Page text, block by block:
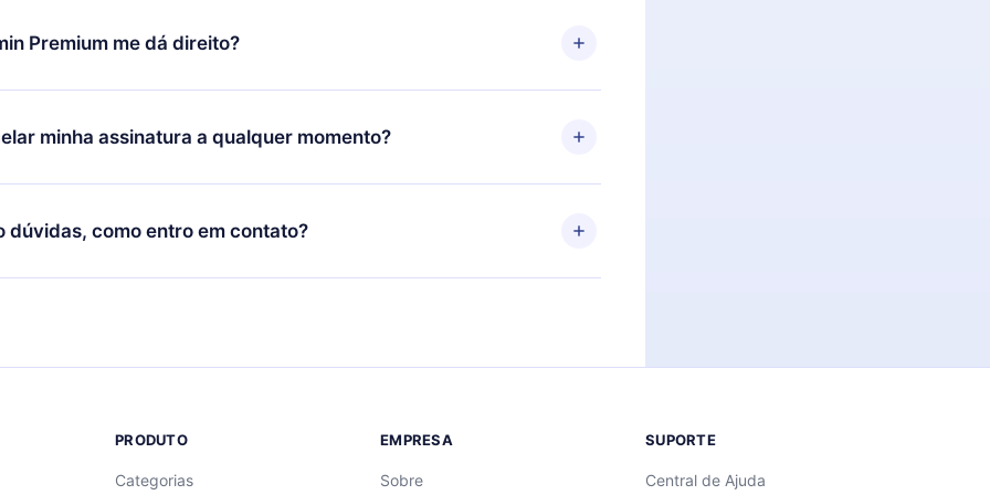
decidiu mudar sua assinatura mensal para anual, após confirmar a
o plano anual, o novo plano só será aplicado e cobrado após o aniversário
Premium me dá direito?
é um plano que te garante acesso a toda nossa biblioteca de 2500+
em 3 línguas (Inglês, espanhol e português) que você pode ler ou
momento através do nosso aplicativo disponível para iOS, Android e
minha assinatura a qualquer momento?
por não renovar sua assinatura do 12min, você pode cancelar a
e o próximo ciclo de cobrança não ocorrerá.
dúvidas, como entro em contato?
para entrar em contato porsupport@12min.com.
PRODUTO
Categorias
EMPRESA
Sobre
SUPORTE
Central de Ajuda